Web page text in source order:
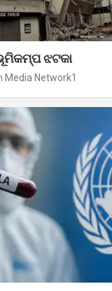
ଝଟକା
Media Network1